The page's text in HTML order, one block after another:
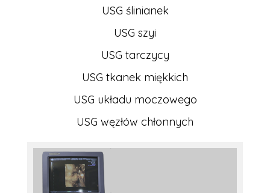
USG ślinianek
USG szyi
USG tarczycy
USG tkanek miękkich
USG układu moczowego
USG węzłów chłonnych